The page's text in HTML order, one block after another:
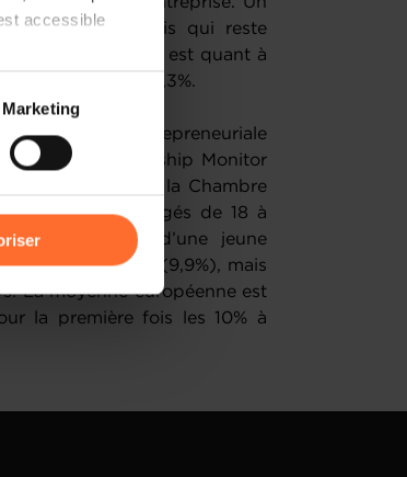
accessible
réseaux
des données
Marketing
2024 (9,9%), mais qui reste
européenne est quant à
fois les 10% à 10,3%.
activité entrepreneuriale
Entrepreneurship Monitor
par le Statec, la Chambre
des résidents âgés de 18 à
d’une jeune
en 2024 (9,9%), mais
La moyenne européenne est
la première fois les 10% à